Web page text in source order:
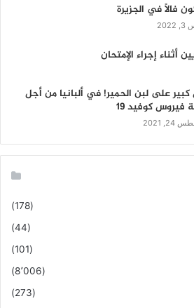
فالاً في الجزيرة
إجراء الإمتحان
كبير على لبن الحمير! في ألبانيا من أجل
فيروس كوفيد 19
2021
(178)
(44)
(101)
(8٬006)
(273)